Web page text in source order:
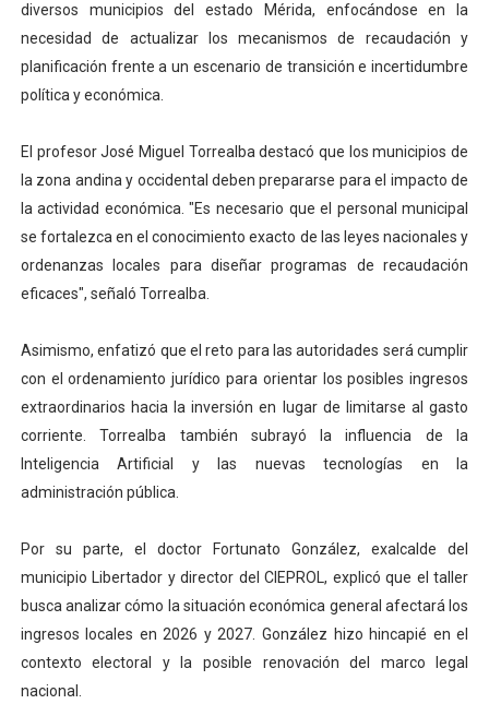
diversos municipios del estado Mérida, enfocándose en la
necesidad de actualizar los mecanismos de recaudación y
planificación frente a un escenario de transición e incertidumbre
política y económica.
El profesor José Miguel Torrealba destacó que los municipios de
la zona andina y occidental deben prepararse para el impacto de
la actividad económica. "Es necesario que el personal municipal
se fortalezca en el conocimiento exacto de las leyes nacionales y
ordenanzas locales para diseñar programas de recaudación
eficaces", señaló Torrealba.
Asimismo, enfatizó que el reto para las autoridades será cumplir
con el ordenamiento jurídico para orientar los posibles ingresos
extraordinarios hacia la inversión en lugar de limitarse al gasto
corriente. Torrealba también subrayó la influencia de la
Inteligencia Artificial y las nuevas tecnologías en la
administración pública.
Por su parte, el doctor Fortunato González, exalcalde del
municipio Libertador y director del CIEPROL, explicó que el taller
busca analizar cómo la situación económica general afectará los
ingresos locales en 2026 y 2027. González hizo hincapié en el
contexto electoral y la posible renovación del marco legal
nacional.